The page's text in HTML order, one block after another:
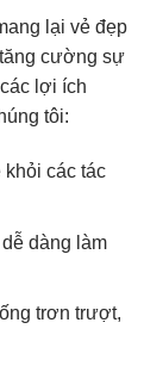
lại vẻ đẹp
cường sự
lợi ích
tôi:
khỏi các tác
dàng làm
trơn trượt,